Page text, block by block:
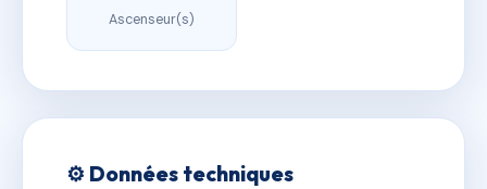
Ascenseur(s)
⚙️ Données techniques